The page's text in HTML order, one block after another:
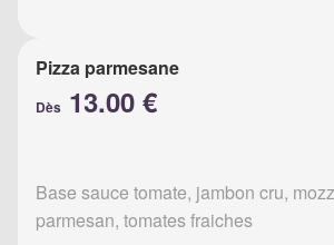
Pizza parmesane
Dès 13.00 €
Base sauce tomate, jambon cru,
parmesan, tomates fraiches